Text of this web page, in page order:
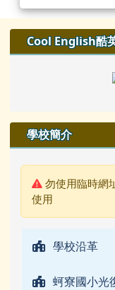
左邊區域內容
Cool English酷
學校簡介
警告:
勿使用臨時網
使用
學校沿革
蚵寮國小光